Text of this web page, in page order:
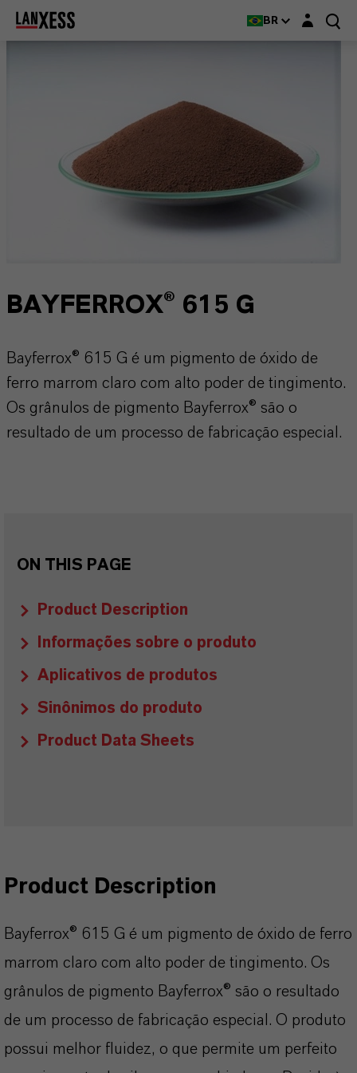
BR Login layer
BAYFERROX® 615 G
Bayferrox® 615 G é um pigmento de óxido de
ferro marrom claro com alto poder de tingimento.
Os grânulos de pigmento Bayferrox® são o
resultado de um processo de fabricação especial.
ON THIS PAGE
Product Description
Informações sobre o produto
Aplicativos de produtos
Sinônimos do produto
Product Data Sheets
Product Description
Bayferrox® 615 G é um pigmento de óxido de ferro
marrom claro com alto poder de tingimento. Os
grânulos de pigmento Bayferrox® são o resultado
de um processo de fabricação especial. O produto
possui melhor fluidez, o que permite um perfeito